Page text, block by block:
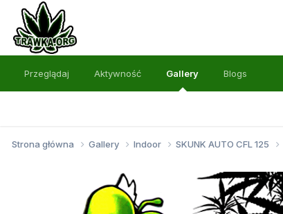
Przeglądaj Aktywność Gallery Blogs
Strona główna Gallery Indoor SKUNK AUTO CFL 125